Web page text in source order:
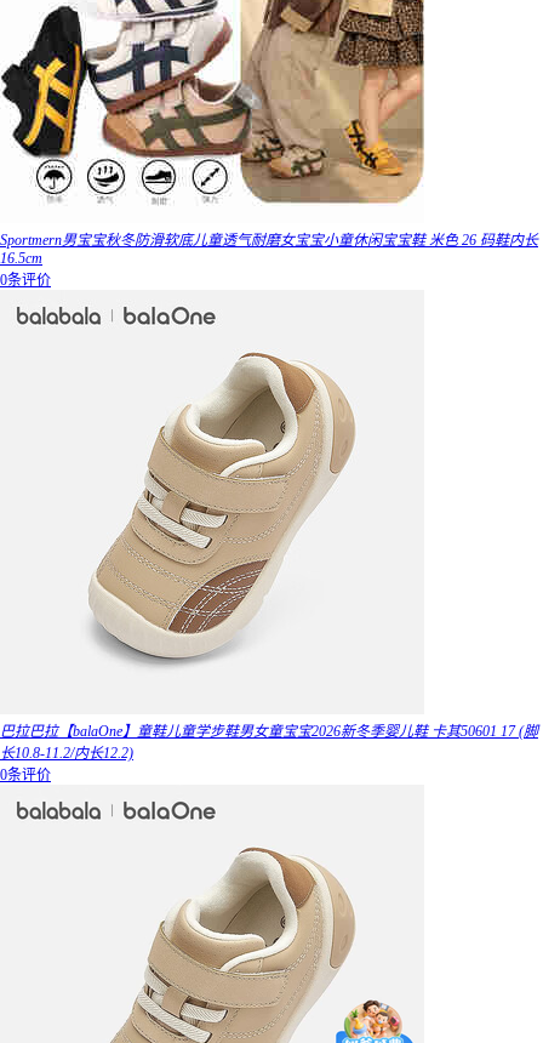
Sportmern男宝宝秋冬防滑软底儿童透气耐磨女宝宝小童休闲宝宝鞋 米色 26 码鞋内长
16.5cm
0条评价
巴拉巴拉【balaOne】童鞋儿童学步鞋男女童宝宝2026新冬季婴儿鞋 卡其50601 17 (脚
长10.8-11.2/内长12.2)
0条评价